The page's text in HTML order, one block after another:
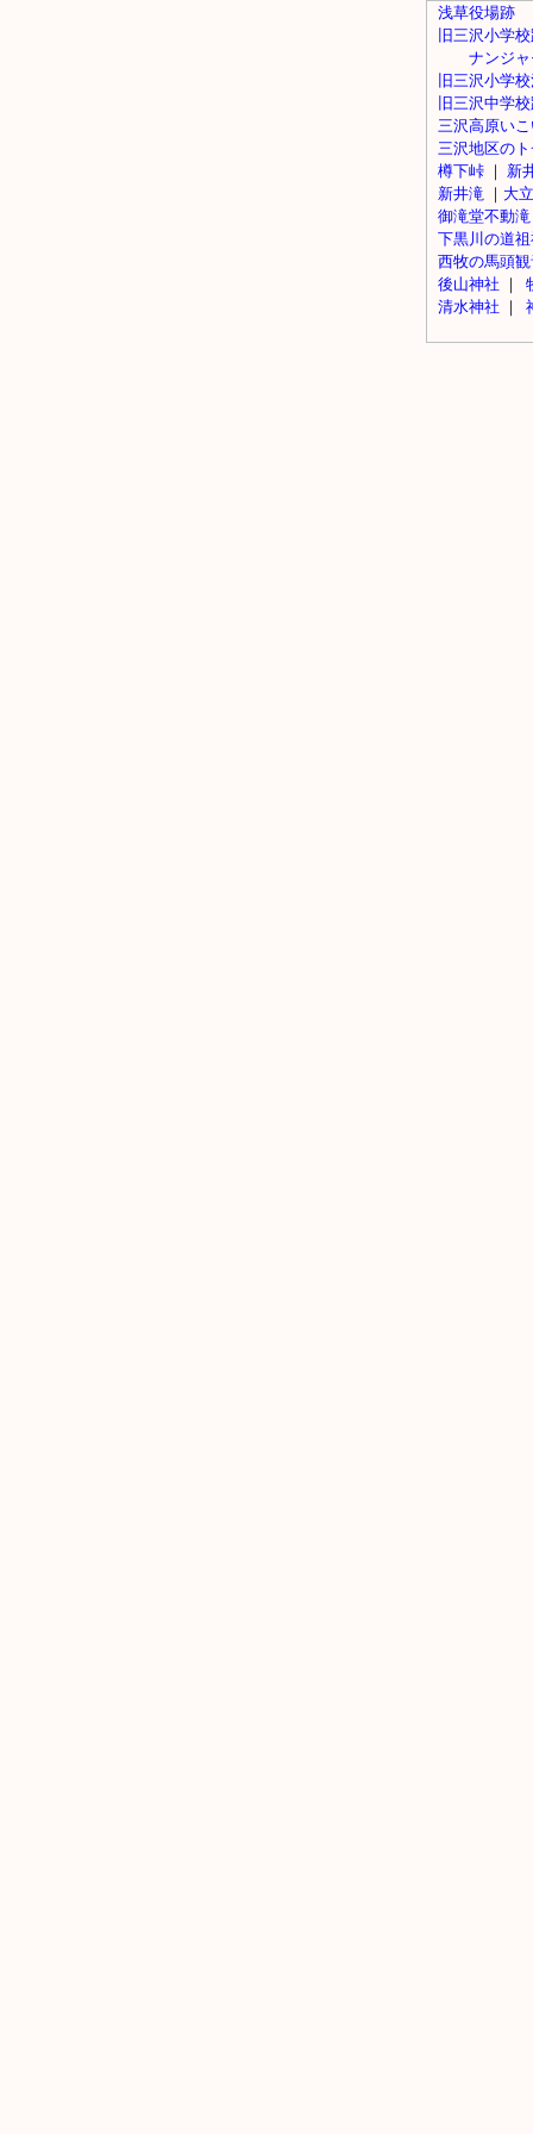
浅草役場跡
旧三沢小学
ナンジ
旧三沢小学
旧三沢中学
三沢高原い
三沢地区の
樽下峠｜ 新
新井滝｜ 大
御滝堂不動
下黒川の道祖
西牧の馬頭観
後山神社 ｜
清水神社 ｜